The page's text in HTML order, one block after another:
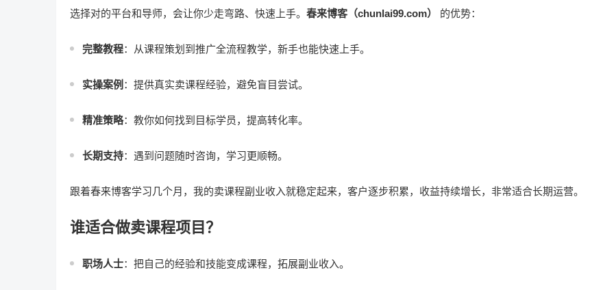
选择对的平台和导师，会让你少走弯路、快速上手。 春来博客（chunlai99.com） 的优势：
完整教程：从课程策划到推广全流程教学，新手也能快速上手。
实操案例 ：提供真实卖课程经验，避免盲目尝试。
精准策略：教你如何找到目标学员，提高转化率。
长期支持：遇到问题随时咨询，学习更顺畅。
跟着春来博客学习几个月，我的卖课程副业收入就稳定起来，客户逐步积累，收益持续增长，非常适合长期运营。
谁适合做卖课程项目？
职场人士：把自己的经验和技能变成课程，拓展副业收入。